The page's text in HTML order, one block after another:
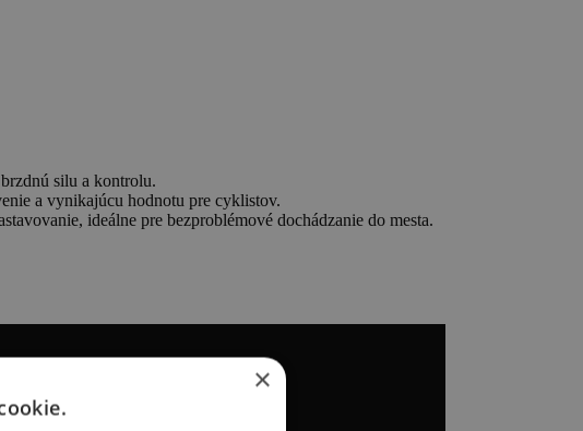
silu a kontrolu.
a vynikajúcu hodnotu pre cyklistov.
ideálne pre bezproblémové dochádzanie do mesta.
×